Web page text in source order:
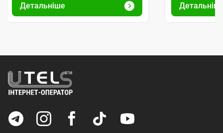
Детальніше